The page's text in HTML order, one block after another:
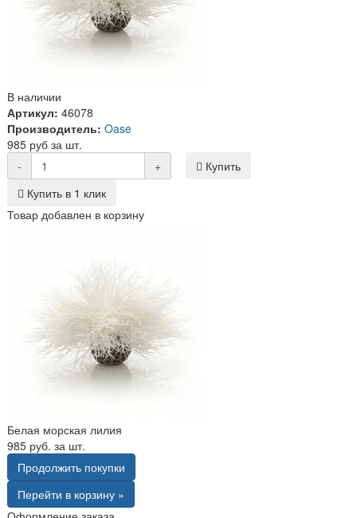
В наличии
Артикул: 46078
Производитель: Oase
985 руб за шт.
-
+
Купить
Купить в 1 клик
Товар добавлен в корзину
Белая морская лилия
985 руб. за шт.
Продолжить покупки
Перейти в корзину »